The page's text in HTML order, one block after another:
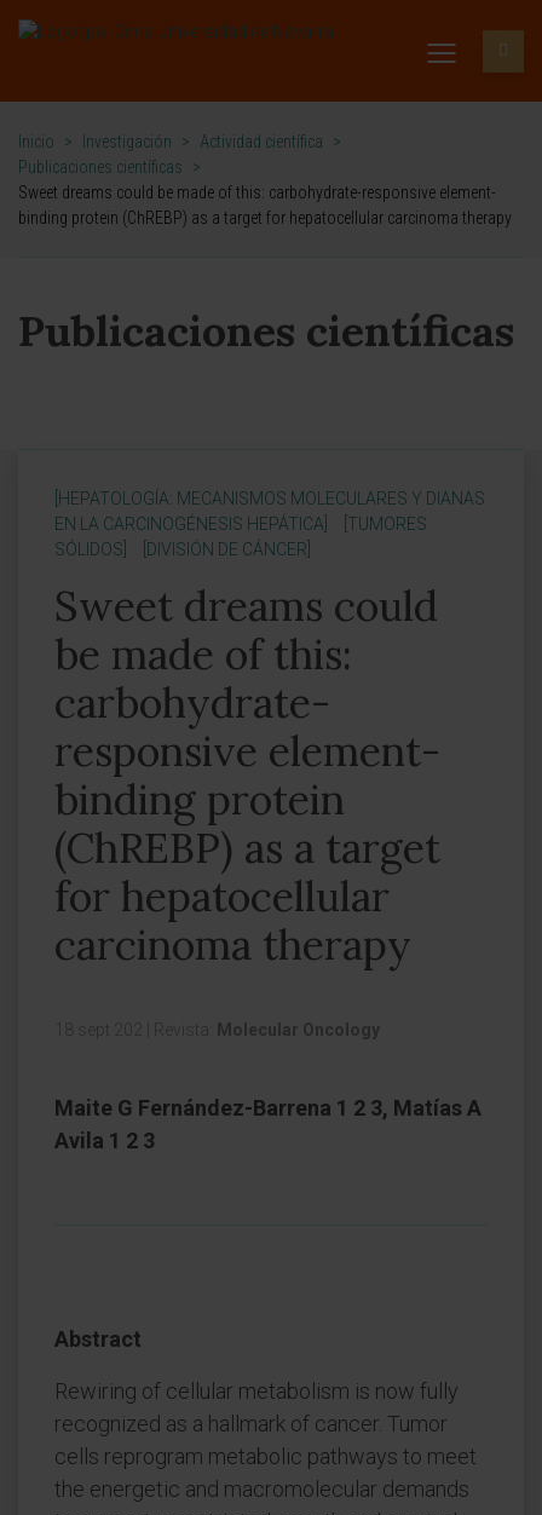
Inicio > Investigación > Actividad científica
>
Publicaciones científicas
>
Sweet dreams could be made of this: carbohydrate-responsive element-
binding protein (ChREBP) as a target for hepatocellular carcinoma therapy
Publicaciones científicas
[HEPATOLOGÍA: MECANISMOS MOLECULARES Y DIANAS
EN LA CARCINOGÉNESIS HEPÁTICA]
[TUMORES
SÓLIDOS]
[DIVISIÓN DE CÁNCER]
Sweet dreams could
be made of this:
carbohydrate-
responsive element-
binding protein
(ChREBP) as a target
for hepatocellular
carcinoma therapy
18 sept 202 Revista: Molecular Oncology
Maite G Fernández-Barrena 1 2 3, Matías A
Avila 1 2 3
Abstract
Rewiring of cellular metabolism is now fully
recognized as a hallmark of cancer. Tumor
cells reprogram metabolic pathways to meet
the energetic and macromolecular demands